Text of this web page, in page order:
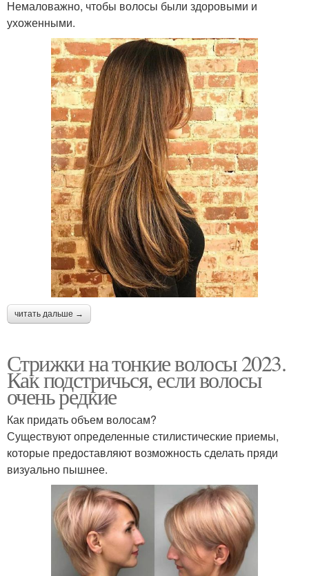
Немаловажно, чтобы волосы были здоровыми и
ухоженными.
читать дальше →
Стрижки на тонкие волосы 2023.
Как подстричься, если волосы
очень редкие
Как придать объем волосам?
Существуют определенные стилистические приемы,
которые предоставляют возможность сделать пряди
визуально пышнее.